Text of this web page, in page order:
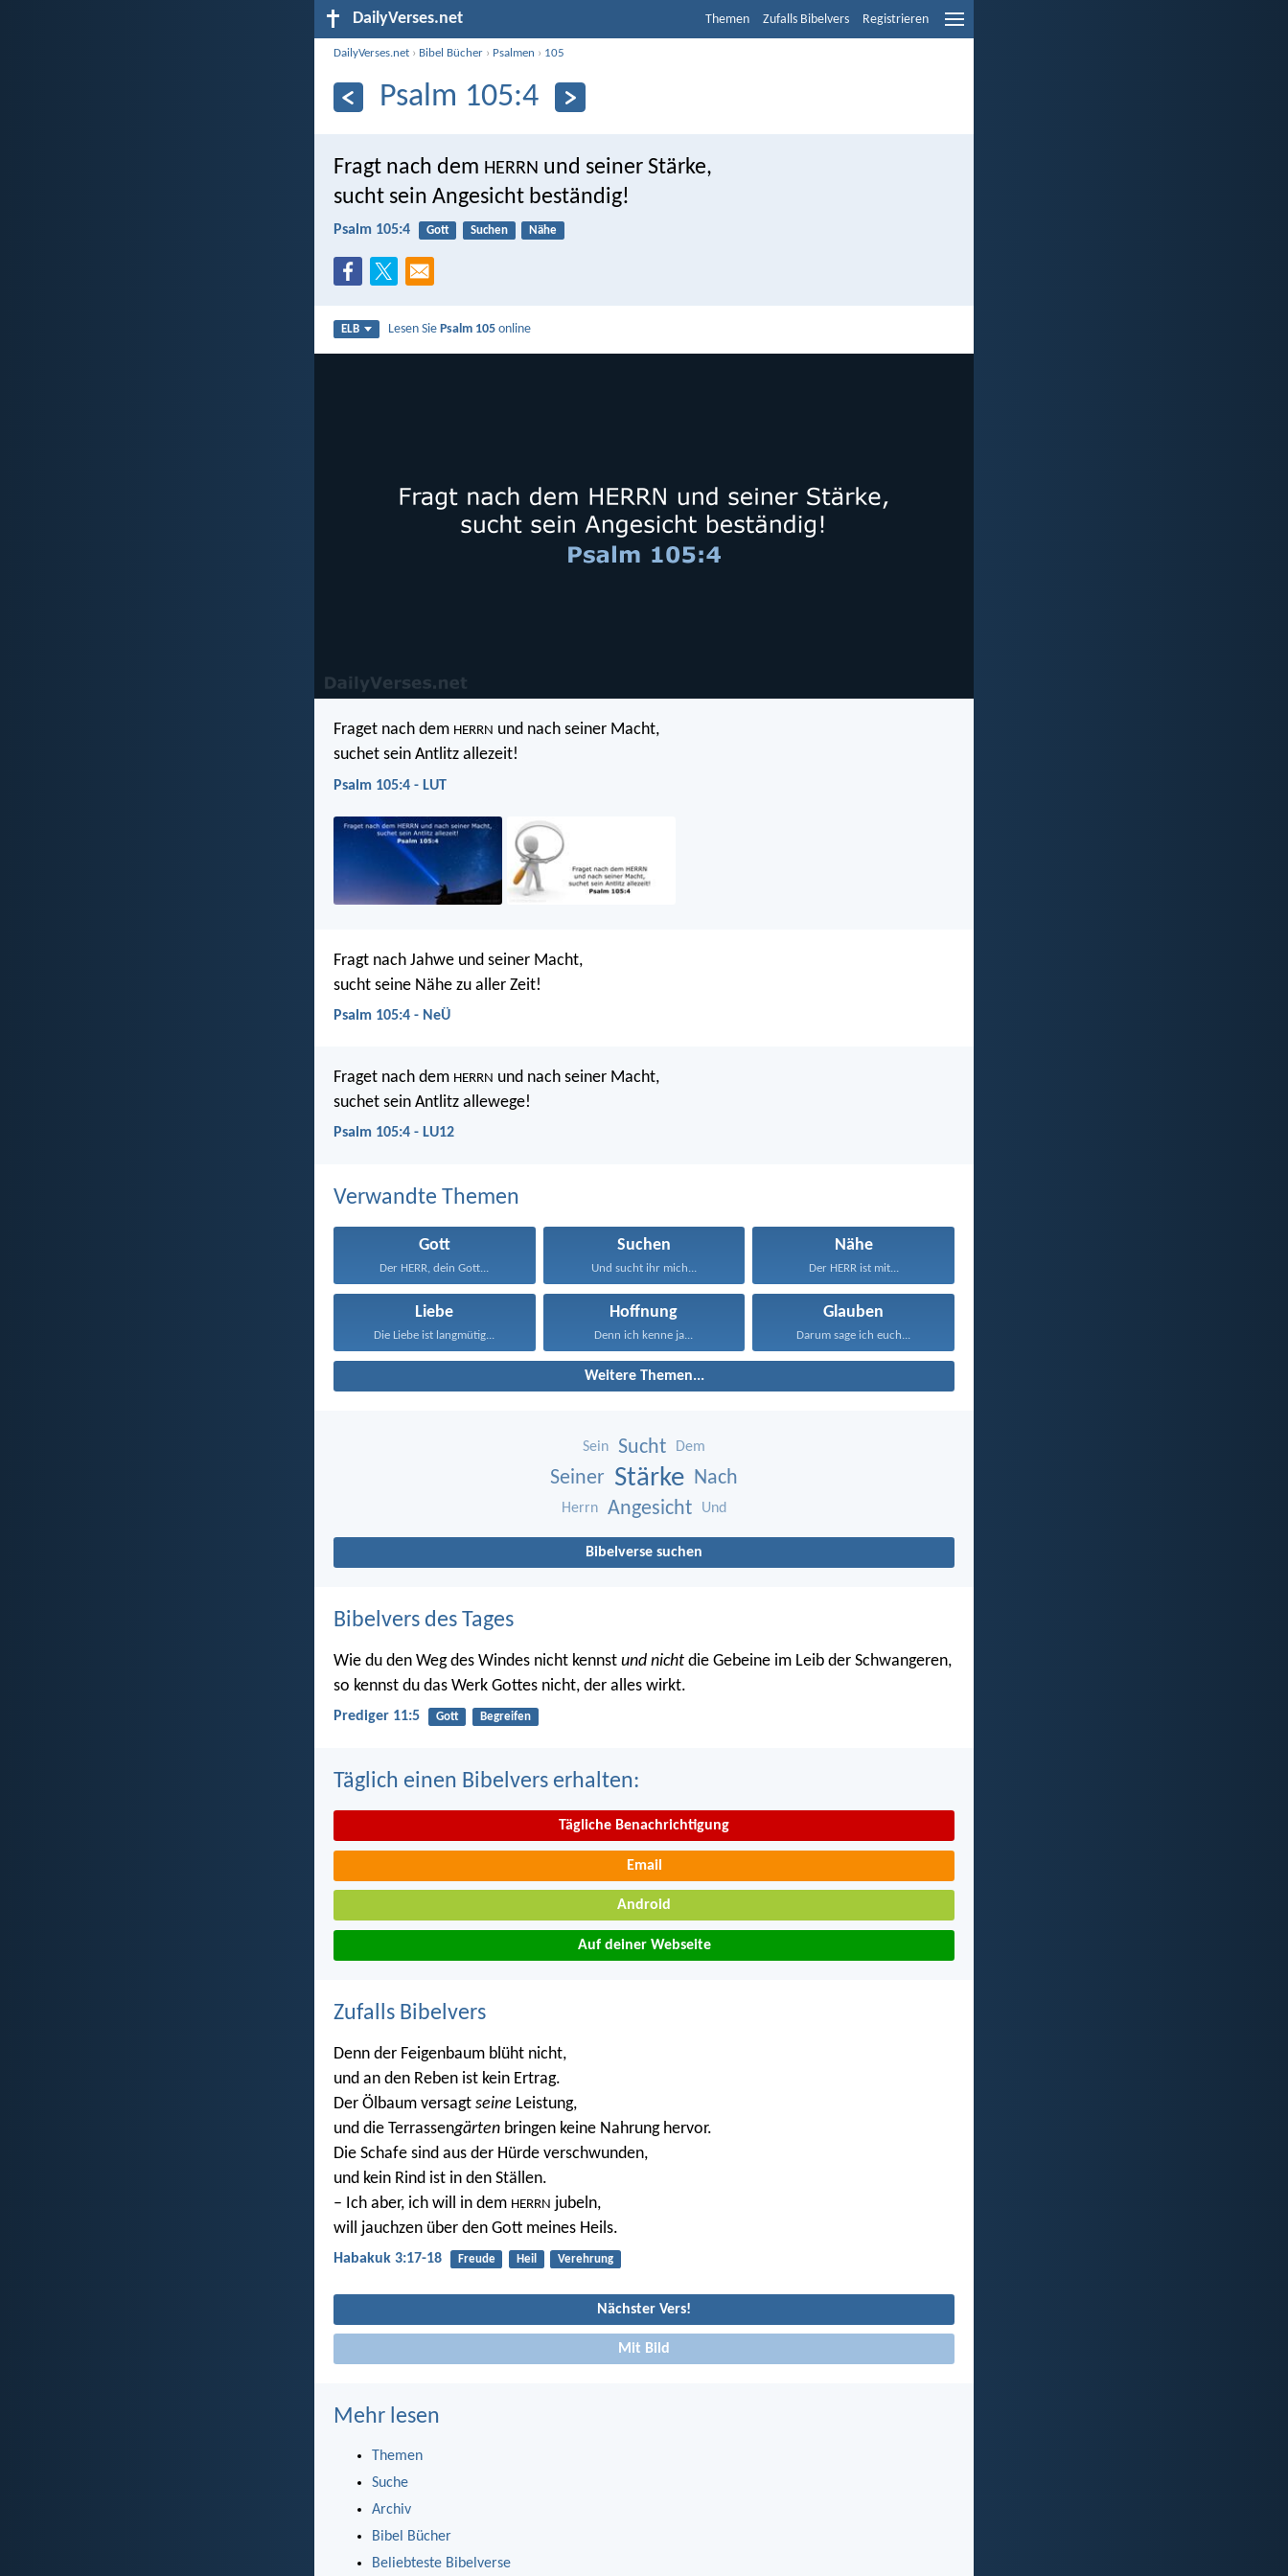
DailyVerses.net Themen Zufalls Bibelvers Registrieren
DailyVerses.net › Bibel Bücher › Psalmen › 105
Psalm 105:4
Fragt nach dem HERRN und seiner Stärke,
sucht sein Angesicht beständig!
Psalm 105:4 Gott Suchen Nähe
ELB Lesen SiePsalm 105 online
Fraget nach dem HERRN und nach seiner Macht,
suchet sein Antlitz allezeit!
Psalm 105:4 - LUT
Fragt nach Jahwe und seiner Macht,
sucht seine Nähe zu aller Zeit!
Psalm 105:4 - NeÜ
Fraget nach dem HERRN und nach seiner Macht,
suchet sein Antlitz allewege!
Psalm 105:4 - LU12
Verwandte Themen
Gott
Der HERR, dein Gott...
Suchen
Und sucht ihr mich...
Nähe
Der HERR ist mit...
Liebe
Die Liebe ist langmütig...
Hoffnung
Denn ich kenne ja...
Glauben
Darum sage ich euch...
Weitere Themen...
Sein Sucht Dem
Seiner Stärke Nach
Herrn Angesicht Und
Bibelverse suchen
Bibelvers des Tages
Wie du den Weg des Windes nicht kennst und nicht die Gebeine im Leib der Schwangeren,
so kennst du das Werk Gottes nicht, der alles wirkt.
Prediger 11:5 Gott Begreifen
Täglich einen Bibelvers erhalten:
Tägliche Benachrichtigung
Email
Android
Auf deiner Webseite
Zufalls Bibelvers
Denn der Feigenbaum blüht nicht,
und an den Reben ist kein Ertrag.
Der Ölbaum versagt seine Leistung,
und die Terrassengärten bringen keine Nahrung hervor.
Die Schafe sind aus der Hürde verschwunden,
und kein Rind ist in den Ställen.
– Ich aber, ich will in dem HERRN jubeln,
will jauchzen über den Gott meines Heils.
Habakuk 3:17-18 Freude Heil Verehrung
Nächster Vers!
Mit Bild
Mehr lesen
Themen
Suche
Archiv
Bibel Bücher
Beliebteste Bibelverse